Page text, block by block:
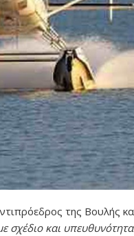
της Βουλής
σχέδιο και